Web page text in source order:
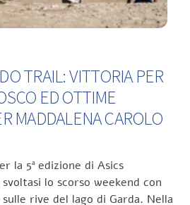
TRAIL: VITTORIA PER
ED OTTIME
MADDALENA CAROLO
la 5ª edizione di Asics
lo scorso weekend con
rive del lago di Garda. Nella